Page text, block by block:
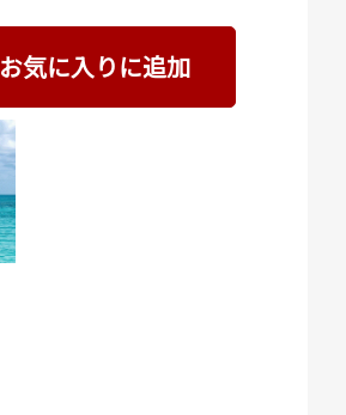
お気に入りに追加